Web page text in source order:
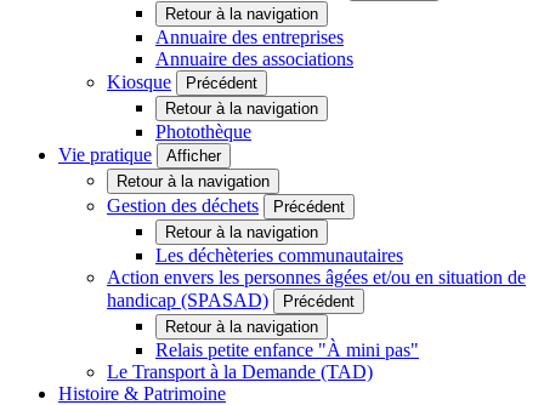
Retour à la navigation
Annuaire des entreprises
Annuaire des associations
Kiosque
Précédent
Retour à la navigation
Photothèque
Vie pratique
Afficher
Retour à la navigation
Gestion des déchets
Précédent
Retour à la navigation
Les déchèteries communautaires
Action envers les personnes âgées et/ou en situation de
handicap (SPASAD)
Précédent
Retour à la navigation
Relais petite enfance "À mini pas"
Le Transport à la Demande (TAD)
Histoire & Patrimoine